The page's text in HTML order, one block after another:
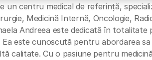
un centru medical de referință,
Medicină Internă, Oncologie,
Andreea este dedicată în totalitate
Ea este cunoscută pentru abordarea
calitate. Cu o pasiune pentru